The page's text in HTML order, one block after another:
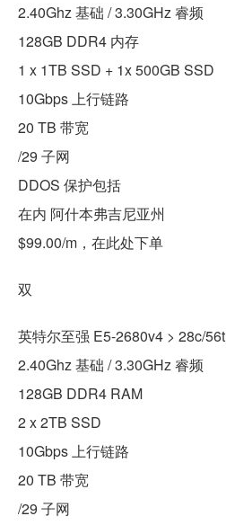
2.40Ghz 基础 / 3.30GHz 睿频
128GB DDR4 内存
1 x 1TB SSD + 1x 500GB SSD
10Gbps 上行链路
20 TB 带宽
/29 子网
DDOS 保护包括
在内 阿什本弗吉尼亚州
$99.00/m，在此处下单
双
英特尔至强 E5-2680v4 > 28c/56t
2.40Ghz 基础 / 3.30GHz 睿频
128GB DDR4 RAM
2 x 2TB SSD
10Gbps 上行链路
20 TB 带宽
/29 子网